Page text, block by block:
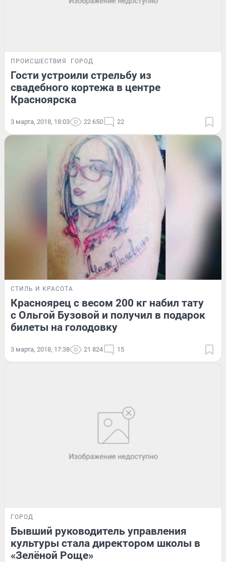
ПРОИСШЕСТВИЯ ГОРОД
Гости устроили стрельбу из
свадебного кортежа в центре
Красноярска
3 марта, 2018, 18:03 22 650 22
СТИЛЬ И КРАСОТА
Красноярец с весом 200 кг набил тату
с Ольгой Бузовой и получил в подарок
билеты на голодовку
3 марта, 2018, 17:38 21 824 15
ГОРОД
Бывший руководитель управления
культуры стала директором школы в
«Зелёной Роще»